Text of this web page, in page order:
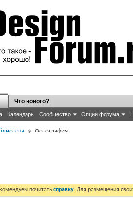
Календарь Сообщество Опции форума
Что нового?
Фотография
почитать справку. Для размещения